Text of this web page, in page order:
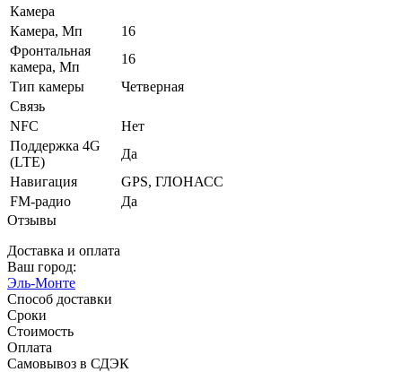
Камера
Камера, Мп
16
Фронтальная
камера, Мп
16
Тип камеры
Четверная
Связь
NFC
Нет
Поддержка 4G
(LTE)
Да
Навигация
GPS, ГЛОНАСС
FM-радио
Да
Отзывы
Доставка и оплата
Ваш город:
Эль-Монте
Способ доставки
Сроки
Стоимость
Оплата
Самовывоз в СДЭК